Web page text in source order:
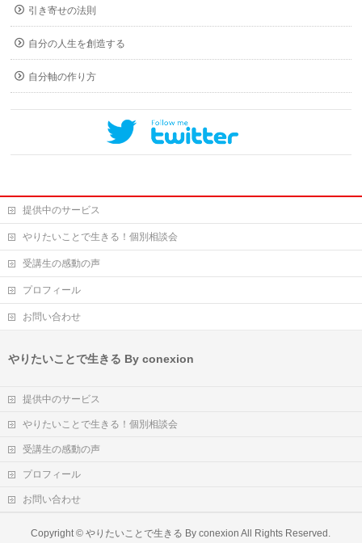
引き寄せの法則
自分の人生を創造する
自分軸の作り方
提供中のサービス
やりたいことで生きる！個別相談会
受講生の感動の声
プロフィール
お問い合わせ
やりたいことで生きる By conexion
提供中のサービス
やりたいことで生きる！個別相談会
受講生の感動の声
プロフィール
お問い合わせ
Copyright ©やりたいことで生きる By conexion All Rights Reserved.